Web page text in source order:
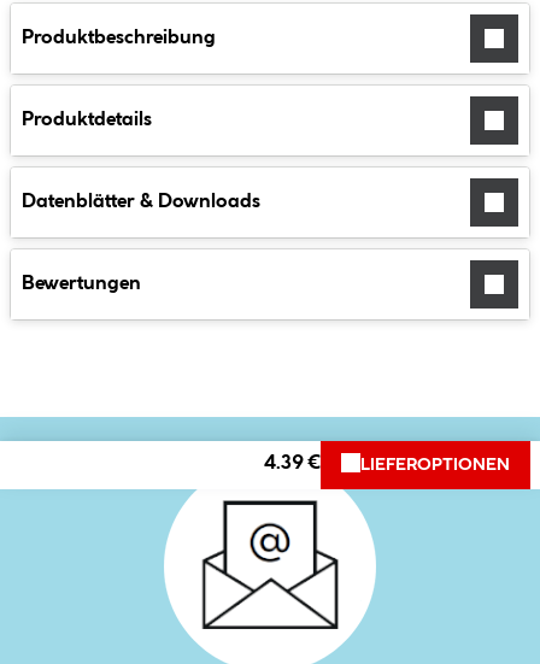
Produktbeschreibung
Produktdetails
Datenblätter & Downloads
Bewertungen
4.39 € LIEFEROPTIONEN